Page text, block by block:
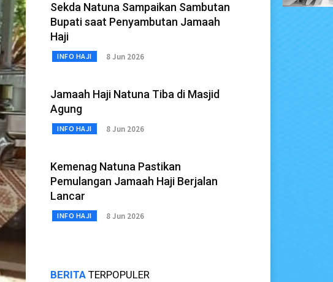
Sekda Natuna Sampaikan Sambutan
Bupati saat Penyambutan Jamaah
Haji
INFO HAJI 8 Jun 2026
Jamaah Haji Natuna Tiba di Masjid
Agung
INFO HAJI 8 Jun 2026
Kemenag Natuna Pastikan
Pemulangan Jamaah Haji Berjalan
Lancar
INFO HAJI 8 Jun 2026
BERITA TERPOPULER